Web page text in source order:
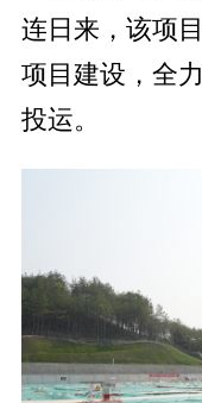
连日来，该项
项目建设，全
投运。